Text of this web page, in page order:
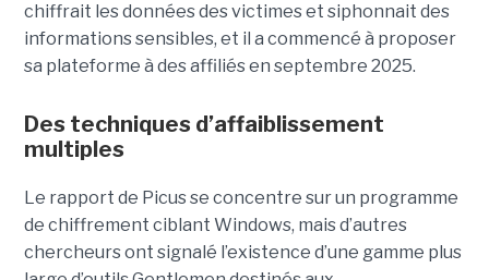
chiffrait les données des victimes et siphonnait des
informations sensibles, et il a commencé à proposer
sa plateforme à des affiliés en septembre 2025.
Des techniques d’affaiblissement
multiples
Le rapport de Picus se concentre sur un programme
de chiffrement ciblant Windows, mais d’autres
chercheurs ont signalé l’existence d’une gamme plus